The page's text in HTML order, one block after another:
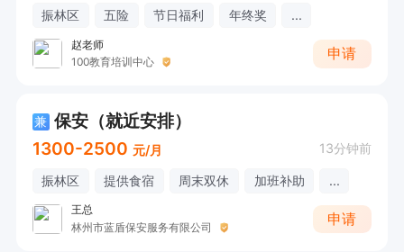
振林区 五险 节日福利 年终奖 ...
赵老师
100教育培训中心
申请
兼 保安（就近安排）
1300-2500 元/月 13分钟前
振林区 提供食宿 周末双休 加班补助 ...
王总
林州市蓝盾保安服务有限公司
申请